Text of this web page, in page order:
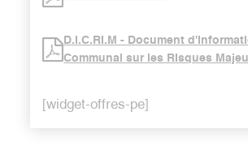
D.I.C.RI.M - Document
Communal sur les RIsques
[widget-offres-pe]